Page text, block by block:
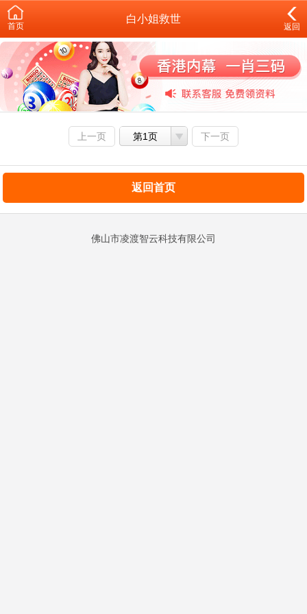
首页
白小姐救世
返回
上一页 第1页 下一页
返回首页
佛山市凌渡智云科技有限公司